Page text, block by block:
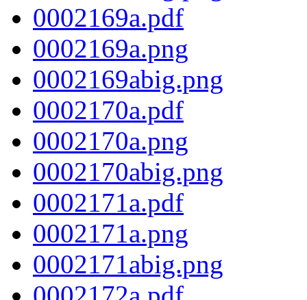
0002169a.pdf
0002169a.png
0002169abig.png
0002170a.pdf
0002170a.png
0002170abig.png
0002171a.pdf
0002171a.png
0002171abig.png